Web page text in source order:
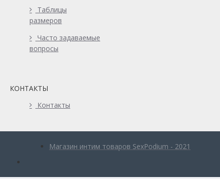
Таблицы
размеров
Часто задаваемые
вопросы
КОНТАКТЫ
Контакты
Магазин интим товаров SexPodium - 2021